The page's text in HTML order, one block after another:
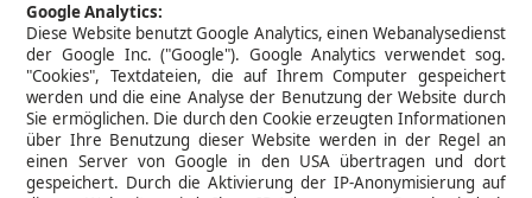
Google Analytics:
Diese Website benutzt Google Analytics, einen Webanalysedienst
der Google Inc. ("Google"). Google Analytics verwendet sog.
"Cookies", Textdateien, die auf Ihrem Computer gespeichert
werden und die eine Analyse der Benutzung der Website durch
Sie ermöglichen. Die durch den Cookie erzeugten Informationen
über Ihre Benutzung dieser Website werden in der Regel an
einen Server von Google in den USA übertragen und dort
gespeichert. Durch die Aktivierung der IP-Anonymisierung auf